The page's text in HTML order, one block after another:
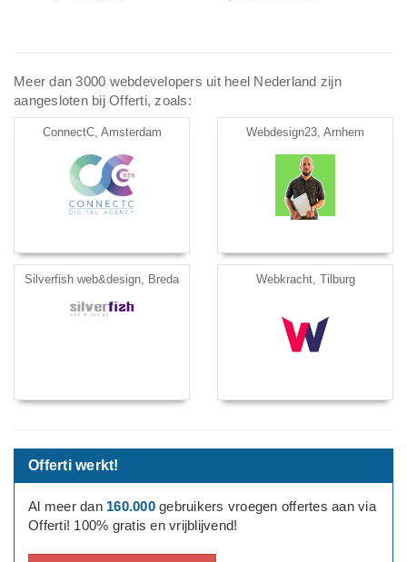
Meer dan 3000 webdevelopers uit heel Nederland zijn
aangesloten bij Offerti, zoals:
ConnectC, Amsterdam Webdesign23, Arnhem
Silverfish web&design, Breda Webkracht, Tilburg
Offerti werkt!
Al meer dan 160.000gebruikers vroegen offertes aan via
Offerti! 100% gratis en vrijblijvend!